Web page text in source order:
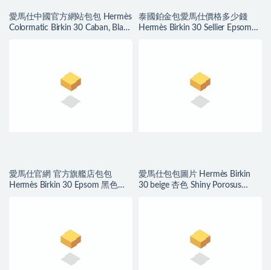
愛馬仕中國官方網站包包 Hermès
Colormatic Birkin 30 Caban, Black
泰國鉑金包愛馬仕價格多少錢
Hermès Birkin 30 Sellier Epsom
愛馬仕官網 官方旗艦店包包
Hermès Birkin 30 Epsom 黑色内
愛馬仕包包圖片 Hermès Birkin
30 beige 杏色 Shiny Porosus